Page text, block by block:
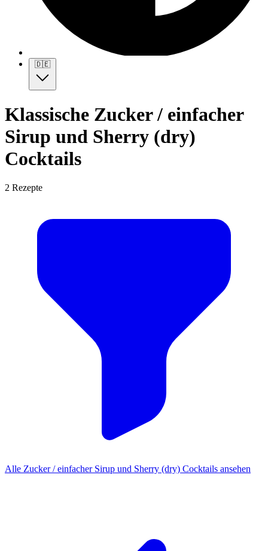
🇩🇪
Klassische Zucker / einfacher
Sirup und Sherry (dry)
Cocktails
2 Rezepte
Alle Zucker / einfacher Sirup und Sherry (dry) Cocktails ansehen